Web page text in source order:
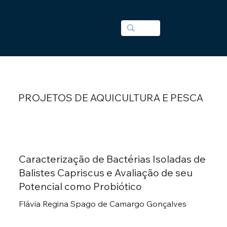
PROJETOS DE AQUICULTURA E PESCA
Caracterização de Bactérias Isoladas de
Balistes Capriscus e Avaliação de seu
Potencial como Probiótico
Flávia Regina Spago de Camargo Gonçalves